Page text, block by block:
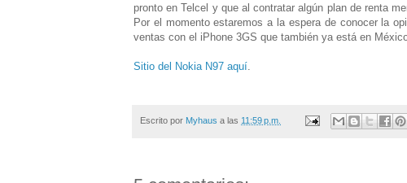
pronto en Telcel y que al contratar algún plan de renta
Por el momento estaremos a la espera de conocer la
ventas con el iPhone 3GS que también ya está en
Sitio del Nokia N97 aquí
Escrito por Myhaus a las 11:59 p.m.